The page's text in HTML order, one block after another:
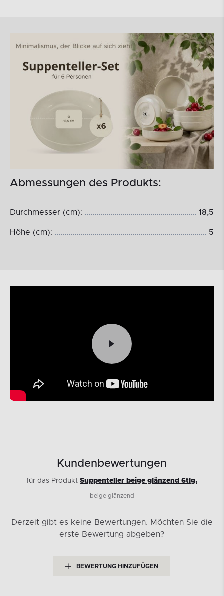
Abmessungen des Produkts:
Durchmesser (cm): 18,5
Höhe (cm): 5
Kundenbewertungen
für das Produkt Suppenteller beige glänzend 6tlg.
beige glänzend
Derzeit gibt es keine Bewertungen. Möchten Sie die
erste Bewertung abgeben?
BEWERTUNG HINZUFÜGEN